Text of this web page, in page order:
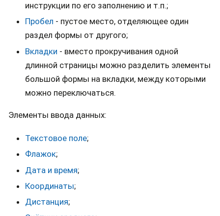
инструкции по его заполнению и т.п.;
Пробел - пустое место, отделяющее один
раздел формы от другого;
Вкладки - вместо прокручивания одной
длинной страницы можно разделить элементы
большой формы на вкладки, между которыми
можно переключаться.
Элементы ввода данных:
Текстовое поле;
Флажок;
Дата и время;
Координаты;
Дистанция;